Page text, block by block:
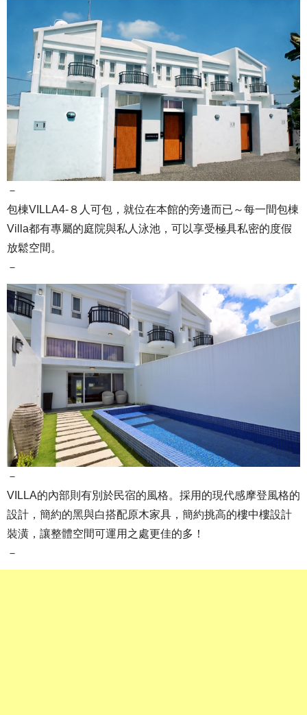
－
包棟VILLA4-８人可包，就位在本館的旁邊而已～每一間包棟
Villa都有專屬的庭院與私人泳池，可以享受極具私密的度假
放鬆空間。
－
－
VILLA的內部則有別於民宿的風格。採用的現代感摩登風格的
設計，簡約的黑與白搭配原木家具，簡約挑高的樓中樓設計
裝潢，讓整體空間可運用之處更佳的多！
－